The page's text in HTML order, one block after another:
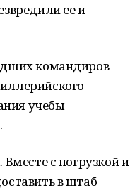
ее и
командиров
учебы
с погрузкой и
в штаб